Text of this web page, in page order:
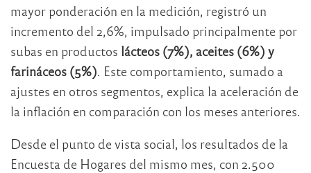
mayor ponderación en la medición, registró un
incremento del 2,6%, impulsado principalmente por
subas en productos lácteos (7%), aceites (6%) y
farináceos (5%). Este comportamiento, sumado a
ajustes en otros segmentos, explica la aceleración de
la inflación en comparación con los meses anteriores.
Desde el punto de vista social, los resultados de la
Encuesta de Hogares del mismo mes, con 2.500